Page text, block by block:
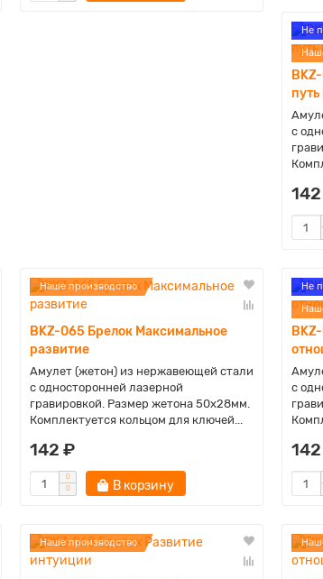
Не
с
Наше производство
BKZ-065 Брелок Максимальное
развитие
Амулет (жетон) из нержавеющей стали
с односторонней лазерной
гравировкой. Размер жетона 50х28мм.
Комплектуется кольцом для ключей...
142 ₽
В корзину
Не
с
Наше производство